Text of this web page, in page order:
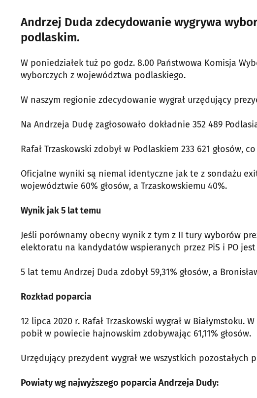
Andrzej Duda zdecydowanie wygrywa
podlaskim.
W poniedziałek tuż po godz. 8.00 Państwowa Komisja
wyborczych z województwa podlaskiego.
W naszym regionie zdecydowanie wygrał urzędujący
Na Andrzeja Dudę zagłosowało dokładnie 352 489
Rafał Trzaskowski zdobył w Podlaskiem 233 621 głosów,
Oficjalne wyniki są niemal identyczne jak te z sondażu
województwie 60% głosów, a Trzaskowskiemu 40%.
Wynik jak 5 lat temu
Jeśli porównamy obecny wynik z tym z II tury wyborów
elektoratu na kandydatów wspieranych przez PiS i PO
5 lat temu Andrzej Duda zdobył 59,31% głosów, a
Rozkład poparcia
12 lipca 2020 r. Rafał Trzaskowski wygrał w Białymstoku.
pobił w powiecie hajnowskim zdobywając 61,11% głosów.
Urzędujący prezydent wygrał we wszystkich pozostałych
Powiaty wg najwyższego poparcia Andrzeja Dudy: